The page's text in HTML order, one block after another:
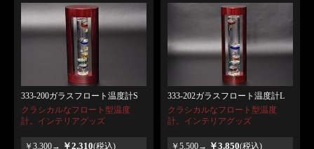
333-200ガラスフロート温度計S
クラシカルなフロート型温度
計。インテリアグッズ
￥3,300→ ￥2,310(税込)
333-202ガラスフロート温度計L
クラシカルなフロート型温度
計。インテリアグッズ
￥5,500→ ￥3,850(税込)